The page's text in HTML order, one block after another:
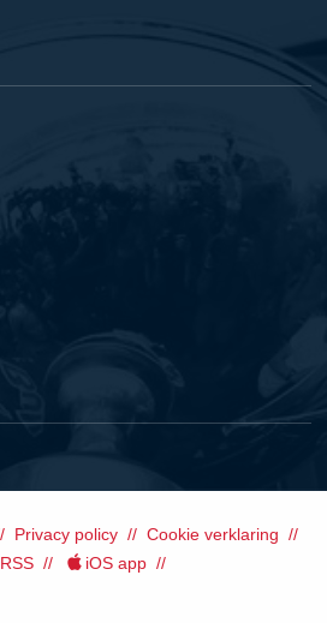
Privacy policy
Cookie verklaring
RSS
iOS app